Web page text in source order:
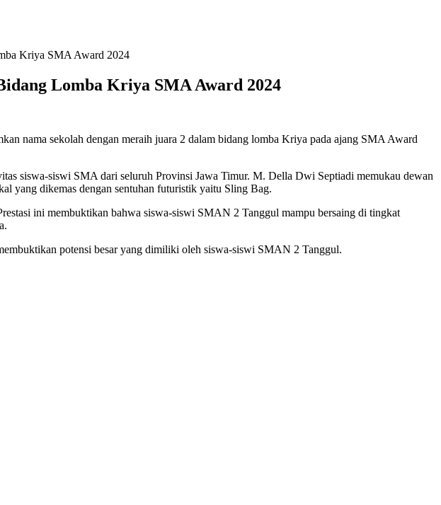
Kriya SMA Award 2024
Lomba Kriya SMA Award 2024
nama sekolah dengan meraih juara 2 dalam bidang lomba Kriya pada ajang SMA Award
siswa-siswi SMA dari seluruh Provinsi Jawa Timur. M. Della Dwi Septiadi memukau dewan
yang dikemas dengan sentuhan futuristik yaitu Sling Bag.
ini membuktikan bahwa siswa-siswi SMAN 2 Tanggul mampu bersaing di tingkat
potensi besar yang dimiliki oleh siswa-siswi SMAN 2 Tanggul.